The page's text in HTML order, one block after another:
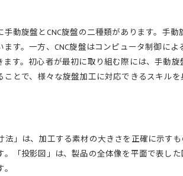
面で使用される主要な記号一覧
く理解するための基礎知識
号の意味とその役割
用いた効率的なコミュニケーション
を元にした図面作成のステップ
の図面作成テクニック
動旋盤とCNC旋盤の二種類があります。手
す。一方、CNC旋盤はコンピュータ制御に
す。初心者が最初に取り組む際には、手動
とで、様々な旋盤加工に対応できるスキルを
」は、加工する素材の大きさを正確に示す
「投影図」は、製品の全体像を平面で表し